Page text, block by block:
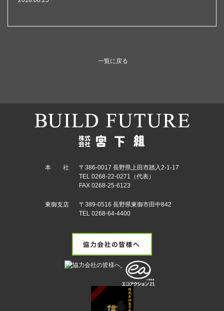
一覧に戻る
本 社
〒386-0017 長野県上田市踏入2-1-17
TEL 0268-22-0271（代表）
FAX 0268-25-6123
東御支店
〒389-0516 長野県東御市田中842
TEL 0268-64-4400